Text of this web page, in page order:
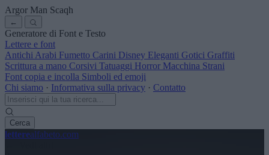
Argor Man Scaqh
←
Generatore di Font e Testo
Lettere e font
Antichi Arabi Fumetto Carini Disney Eleganti Gotici Graffiti
Scrittura a mano Corsivi Tatuaggi Horror Macchina Strani
Font copia e incolla Simboli ed emoji
Chi siamo · Informativa sulla privacy · Contatto
Cerca
letterealfabeto.com